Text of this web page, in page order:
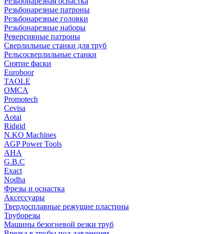
Резьбонарезные патроны
Резьбонарезные головки
Резьбонарезные наборы
Реверсивные патроны
Сверлильные станки для труб
Рельсосверлильные станки
Снятие фаски
Euroboor
TAOLE
OMCA
Promotech
Cevisa
Aotai
Ridgid
N.KO Machines
AGP Power Tools
AHA
G.B.C
Exact
Nodha
Фрезы и оснастка
Аксессуары
Твердосплавные режущие пластины
Труборезы
Машины безогневой резки труб